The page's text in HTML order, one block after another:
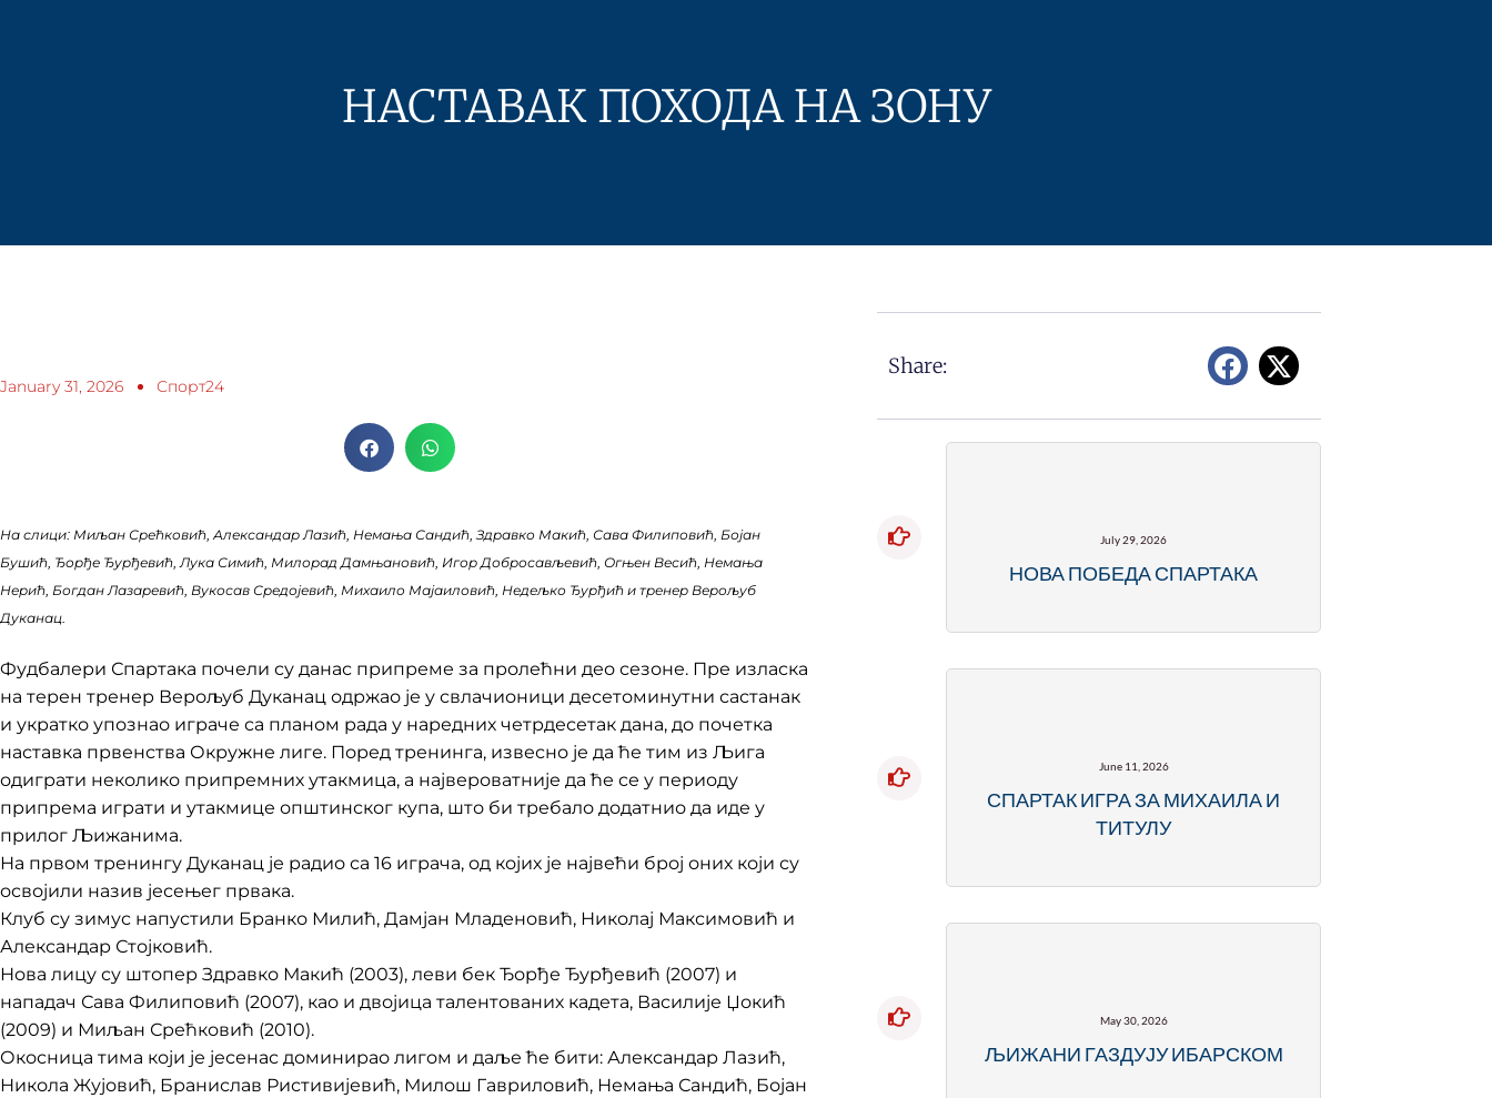
НАСТАВАК ПОХОДА НА ЗОНУ
January 31, 2026 Спорт24
На слици: Миљан Срећковић, Александар Лазић, Немања Сандић, Здравко Макић, Сава Филиповић, Бојан
Бушић, Ђорђе Ђурђевић, Лука Симић, Милорад Дамњановић, Игор Добросављевић, Огњен Весић, Немања
Нерић, Богдан Лазаревић, Вукосав Средојевић, Михаило Мајаиловић, Недељко Ђурђић и тренер Верољуб
Дуканац.
Фудбалери Спартака почели су данас припреме за пролећни део сезоне. Пре изласка
на терен тренер Верољуб Дуканац одржао је у свлачионици десетоминутни састанак
и укратко упознао играче са планом рада у наредних четрдесетак дана, до почетка
наставка првенства Окружне лиге. Поред тренинга, извесно је да ће тим из Љига
одиграти неколико припремних утакмица, а највероватније да ће се у периоду
припрема играти и утакмице општинског купа, што би требало додатнио да иде у
прилог Љижанима.
На првом тренингу Дуканац је радио са 16 играча, од којих је највећи број оних који су
освојили назив јесењег првака.
Клуб су зимус напустили Бранко Милић, Дамјан Младеновић, Николај Максимовић и
Александар Стојковић.
Нова лицу су штопер Здравко Макић (2003), леви бек Ђорђе Ђурђевић (2007) и
нападач Сава Филиповић (2007), као и двојица талентованих кадета, Василије Џокић
(2009) и Миљан Срећковић (2010).
Окосница тима који је јесенас доминирао лигом и даље ће бити: Александар Лазић,
Никола Жујовић, Бранислав Ристивијевић, Милош Гавриловић, Немања Сандић, Бојан
Share:
July 29, 2026
НОВА ПОБЕДА СПАРТАКА
June 11, 2026
СПАРТАК ИГРА ЗА МИХАИЛА И
ТИТУЛУ
May 30, 2026
ЉИЖАНИ ГАЗДУЈУ ИБАРСКОМ